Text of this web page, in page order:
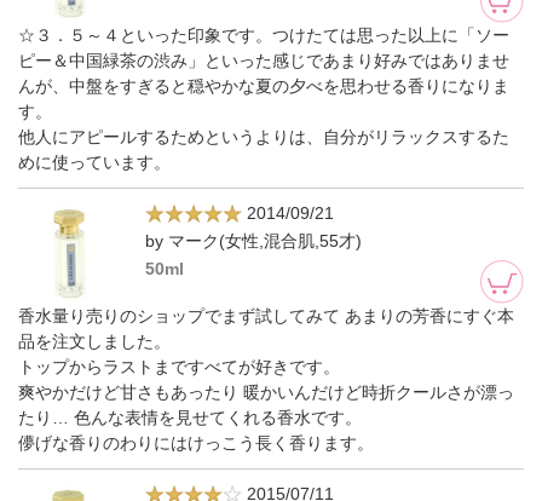
☆３．５～４といった印象です。つけたては思った以上に「ソー
ピー＆中国緑茶の渋み」といった感じであまり好みではありませ
んが、中盤をすぎると穏やかな夏の夕べを思わせる香りになりま
す。
他人にアピールするためというよりは、自分がリラックスするた
めに使っています。
2014/09/21
by マーク(女性,混合肌,55才)
50ml
香水量り売りのショップでまず試してみて あまりの芳香にすぐ本
品を注文しました。
トップからラストまですべてが好きです。
爽やかだけど甘さもあったり 暖かいんだけど時折クールさが漂っ
たり… 色んな表情を見せてくれる香水です。
儚げな香りのわりにはけっこう長く香ります。
2015/07/11